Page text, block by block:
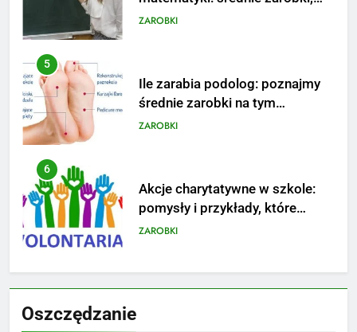
6
Akcje charytatywne w szkole:
7
Jak przygotować się finansowo
8
Oszczędzanie